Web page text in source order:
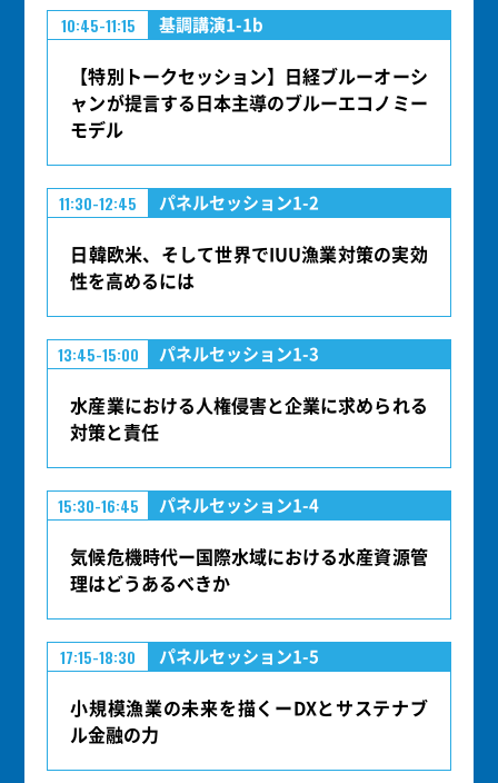
10:45-11:15 基調講演1-1b
【特別トークセッション】日経ブルーオーシ
ャンが提言する日本主導のブルーエコノミー
モデル
11:30-12:45 パネルセッション1-2
日韓欧米、そして世界でIUU漁業対策の実効
性を高めるには
13:45-15:00 パネルセッション1-3
水産業における人権侵害と企業に求められる
対策と責任
15:30-16:45 パネルセッション1-4
気候危機時代ー国際水域における水産資源管
理はどうあるべきか
17:15-18:30 パネルセッション1-5
小規模漁業の未来を描くーDXとサステナブ
ル金融の力